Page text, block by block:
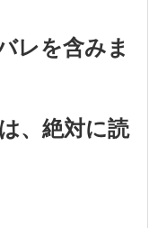
レを含みま
、絶対に読